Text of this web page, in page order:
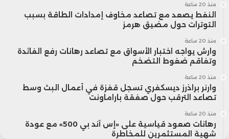
منذ 20 ساعة
النفط يصعد مع تصاعد مخاوف إمدادات الطاقة بسبب
التوترات حول مضيق هرمز
منذ 20 ساعة
وارش يواجه اختبار الأسواق مع تصاعد رهانات رفع الفائدة
وتفاقم ضغوط التضخم
منذ 20 ساعة
وارنر براذرز ديسكفري تسجل قفزة في أعمال البث وسط
تصاعد الترقب حول صفقة باراماونت
منذ 20 ساعة
رهانات صعود قياسية على «إس آند بي 500» مع عودة
شهية المستثمرين للمخاطرة